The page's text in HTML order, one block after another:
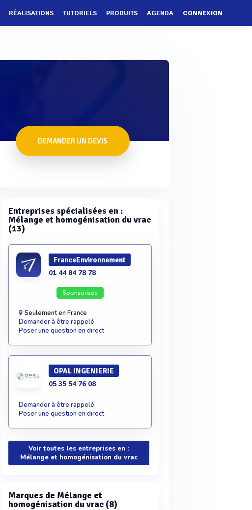
RÉALISATIONS TUTORIELS PRODUITS AGENDA CONNEXION
DEMANDER UN DEVIS
Entreprises spécialisées en :
Mélange et homogénisation du vrac
(13)
FranceEnvironnement
01 44 84 78 78
Sponsorisée
Seulement en France
Demander à être rappelé
Poser une question en direct
OPAL INGENIERIE
05 35 54 76 08
Demander à être rappelé
Poser une question en direct
Voir toutes les entreprises en :
Mélange et homogénisation du vrac
Marques de Mélange et
homogénisation du vrac (8)